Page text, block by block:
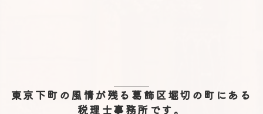
東京下町の風情が残る葛飾区堀切の町にある
税理士事務所です。